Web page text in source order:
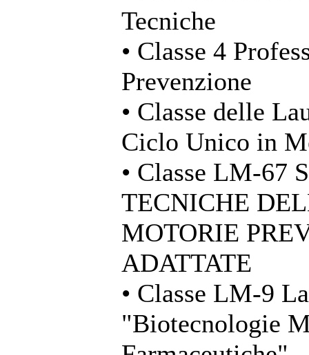
Tecniche
• Classe 4
Prevenzione
• Classe delle
Ciclo Unico in
• Classe LM-67
TECNICHE
MOTORIE
ADATTATE
• Classe LM-9
"Biotecnologie